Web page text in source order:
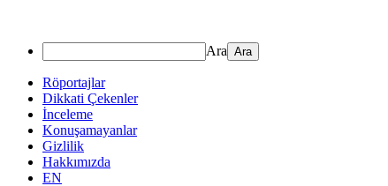
Ara
Röportajlar
Dikkati Çekenler
İnceleme
Konuşamayanlar
Gizlilik
Hakkımızda
EN